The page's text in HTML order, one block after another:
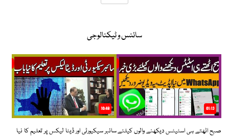
سائنس و ٹیکنالوجی
01:13
صبح اٹھتے ہی اسٹیٹس دیکھنے والوں کیلئے
10:48
سائبر سیکیورٹی اور ڈیٹا لیکس پر تعلیم کا نیا